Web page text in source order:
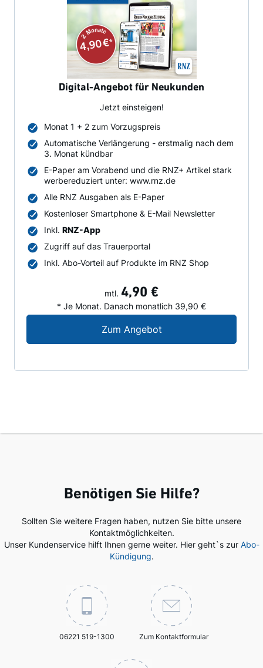
Digital-Angebot für Neukunden
Jetzt einsteigen!
Monat 1 + 2 zum Vorzugspreis
Automatische Verlängerung - erstmalig nach dem
3. Monat kündbar
E-Paper am Vorabend und die RNZ+ Artikel stark
werbereduziert unter: www.rnz.de
Alle RNZ Ausgaben als E-Paper
Kostenloser Smartphone & E-Mail Newsletter
Inkl. RNZ-App
Zugriff auf das Trauerportal
Inkl. Abo-Vorteil auf Produkte im RNZ Shop
mtl. 4,90 €
* Je Monat. Danach monatlich 39,90 €
Zum AngebotDigital-Angebot für
Benötigen Sie Hilfe?
Sollten Sie weitere Fragen haben, nutzen Sie bitte unsere
Kontaktmöglichkeiten.
Unser Kundenservice hilft Ihnen gerne weiter. Hier geht`s zur Abo-
Kündigung.
06221 519-1300 Zum Kontaktformular